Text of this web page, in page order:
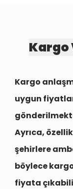
Kargo
Kargo
uygun
Ayrıca,
şehirlere
böylece
fiyata